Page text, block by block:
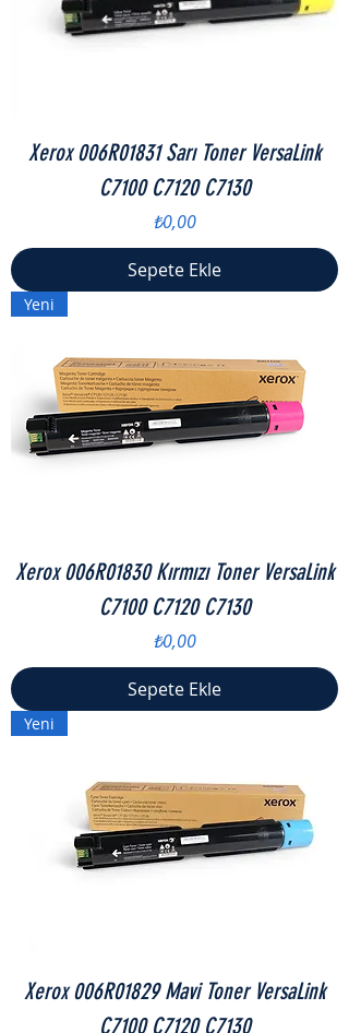
Xerox 006R01831 Sarı Toner VersaLink
C7100 C7120 C7130
Fiyat
₺0,00
Sepete Ekle
Yeni
Xerox 006R01830 Kırmızı Toner VersaLink
C7100 C7120 C7130
Fiyat
₺0,00
Sepete Ekle
Yeni
Xerox 006R01829 Mavi Toner VersaLink
C7100 C7120 C7130